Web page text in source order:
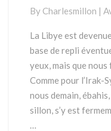
nouveau
Yalta
par
Charles
Millon
By Charlesmillon |
La Libye est
base de repli
yeux, mais que
Comme pour l’Irak-
nous demain,
sillon, s’y est
…